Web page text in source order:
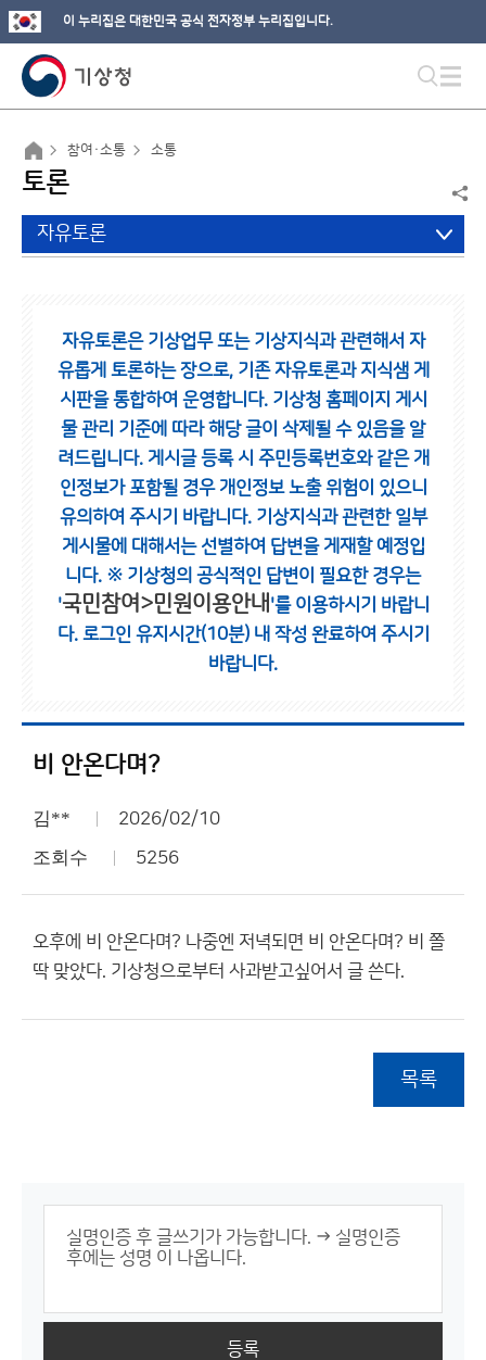
이 누리집은 대한민국 공식 전자정부 누리집입니다.
참여·소통 소통
토론
자유토론
자유토론은 기상업무 또는 기상지식과 관련해서 자
유롭게 토론하는 장으로, 기존 자유토론과 지식샘 게
시판을 통합하여 운영합니다. 기상청 홈페이지 게시
물 관리 기준에 따라 해당 글이 삭제될 수 있음을 알
려드립니다. 게시글 등록 시 주민등록번호와 같은 개
인정보가 포함될 경우 개인정보 노출 위험이 있으니
유의하여 주시기 바랍니다. 기상지식과 관련한 일부
게시물에 대해서는 선별하여 답변을 게재할 예정입
니다. ※ 기상청의 공식적인 답변이 필요한 경우는
'국민참여>민원이용안내 '를 이용하시기 바랍니
다. 로그인 유지시간(10분) 내 작성 완료하여 주시기
바랍니다.
비 안온다며?
김** 2026/02/10
조회수 5256
오후에 비 안온다며? 나중엔 저녁되면 비 안온다며? 비 쫄
딱 맞았다. 기상청으로부터 사과받고싶어서 글 쓴다.
목록
등록